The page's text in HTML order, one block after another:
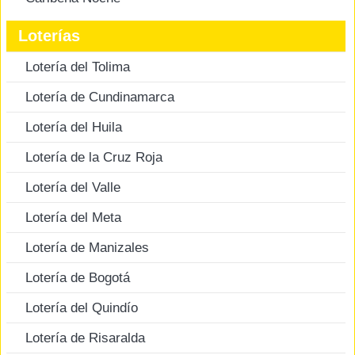
Loterías
Lotería del Tolima
Lotería de Cundinamarca
Lotería del Huila
Lotería de la Cruz Roja
Lotería del Valle
Lotería del Meta
Lotería de Manizales
Lotería de Bogotá
Lotería del Quindío
Lotería de Risaralda